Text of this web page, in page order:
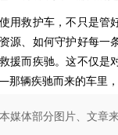
救护车，不只是管好
源、如何守护好每一
援而疾驰。这不仅是
辆疾驰而来的车里，
媒体部分图片、文章